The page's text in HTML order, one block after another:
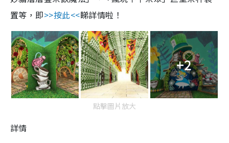
置等，即>>按此<<睇詳情啦！
+2
點擊圖片放大
詳情